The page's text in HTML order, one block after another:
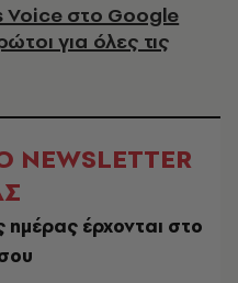
Voice στο Google
για όλες τις
έρχονται στο